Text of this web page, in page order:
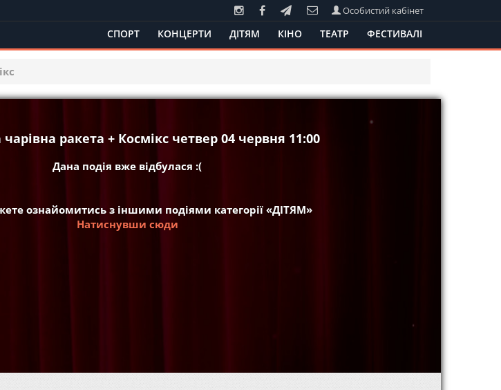
Особистий кабінет
СПОРТ КОНЦЕРТИ ДІТЯМ КІНО ТЕАТР ФЕСТИВАЛІ
ракета + Космікс четвер 04 червня 11:00
Дана подія вже відбулася :(
ознайомитись з іншими подіями категорії «ДІТЯМ»
Натиснувши сюди